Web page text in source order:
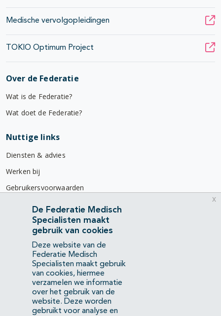
Medische vervolgopleidingen
TOKIO Optimum Project
Over de Federatie
Wat is de Federatie?
Wat doet de Federatie?
Nuttige links
Diensten & advies
Werken bij
Gebruikersvoorwaarden
Privacyverklaring
Contact
Mercatorlaan 1200
3528 BL Utrecht
(088) 505 34 34
info@richtlijnendatabase.nl
De Federatie Medisch
Specialisten maakt
gebruik van cookies
Deze website van de
Federatie Medisch
Specialisten maakt gebruik
van cookies, hiermee
verzamelen we informatie
over het gebruik van de
website. Deze worden
gebruikt voor analyse en
x